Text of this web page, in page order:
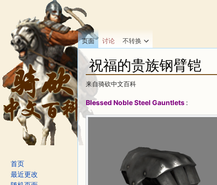
祝福的贵族钢臂铠
来自骑砍中文百科
跳转至：
Blessed Noble Steel Gauntlets :
页面 讨论 不转换
首页
最近更改